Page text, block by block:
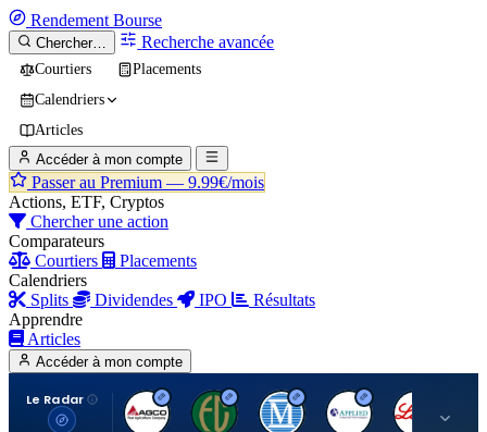
Rendement Bourse
Chercher… Recherche avancée
Courtiers
Placements
Calendriers
Articles
Accéder à mon compte
Passer au Premium — 9.99€/mois
Actions, ETF, Cryptos
Chercher une action
Comparateurs
Courtiers
Placements
Calendriers
Splits
Dividendes IPO
Résultats
Apprendre
Articles
Accéder à mon compte
Le Radar
A F M A